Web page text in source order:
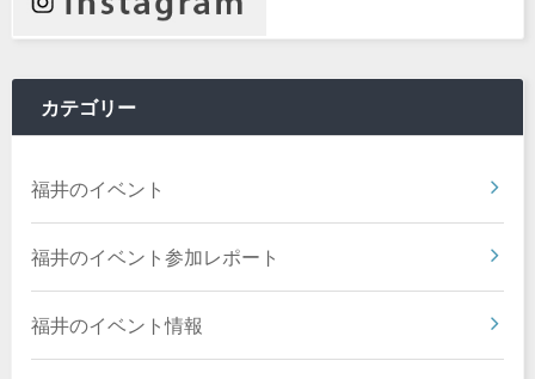
カテゴリー
福井のイベント
福井のイベント参加レポート
福井のイベント情報